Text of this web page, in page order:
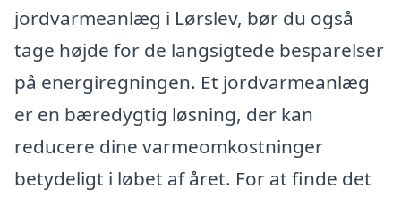
jordvarmeanlæg i Lørslev, bør du også
tage højde for de langsigtede besparelser
på energiregningen. Et jordvarmeanlæg
er en bæredygtig løsning, der kan
reducere dine varmeomkostninger
betydeligt i løbet af året. For at finde det